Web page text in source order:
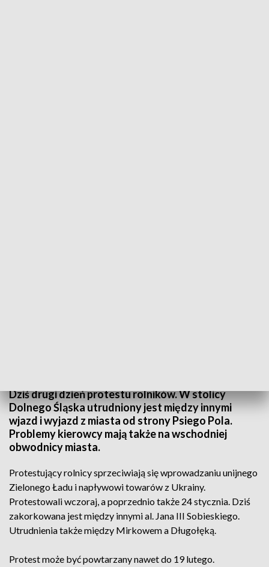
Dziś drugi dzień protestu rolników. W stolicy
Dolnego Śląska utrudniony jest między innymi
wjazd i wyjazd z miasta od strony Psiego Pola.
Problemy kierowcy mają także na wschodniej
obwodnicy miasta.
Protestujący rolnicy sprzeciwiają się wprowadzaniu unijnego
Zielonego Ładu i napływowi towarów z Ukrainy.
Protestowali wczoraj, a poprzednio także 24 stycznia. Dziś
zakorkowana jest między innymi al. Jana III Sobieskiego.
Utrudnienia także między Mirkowem a Długołęką.
Protest może być powtarzany nawet do 19 lutego.